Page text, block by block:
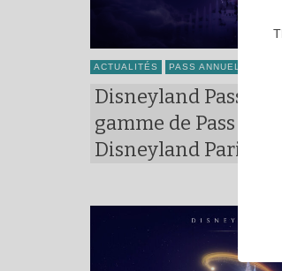
ACTUALITÉS PASS ANNUELS
Disneyland Pass : la
gamme de Pass
Disneyland Paris